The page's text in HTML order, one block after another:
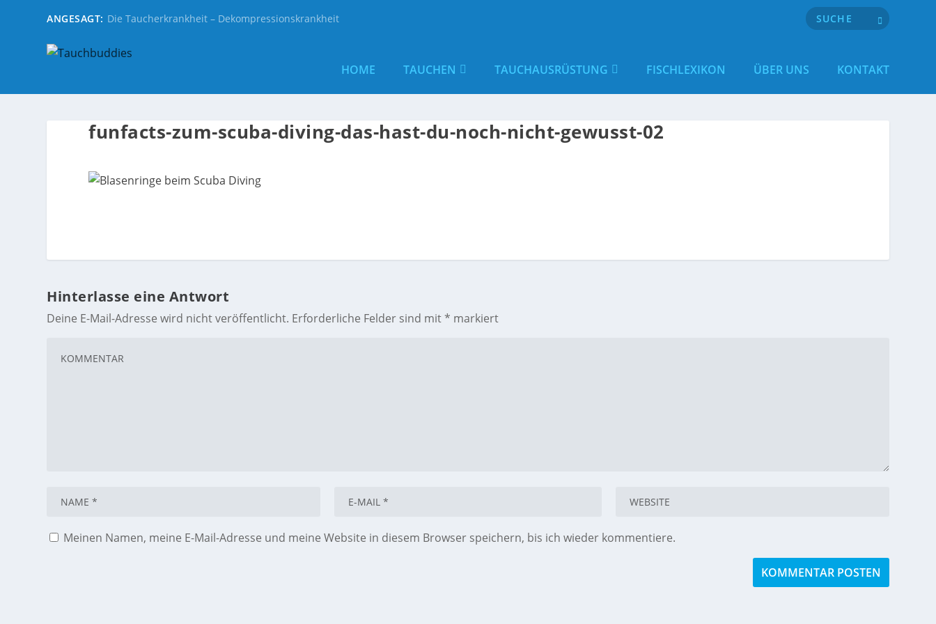
ANGESAGT: Die Taucherkrankheit – Dekompressionskrankheit
HOME TAUCHEN TAUCHAUSRÜSTUNG FISCHLEXIKON ÜBER UNS KONTAKT
funfacts-zum-scuba-diving-das-hast-du-noch-nicht-gewusst-02
Hinterlasse eine Antwort
Deine E-Mail-Adresse wird nicht veröffentlicht. Erforderliche Felder sind mit* markiert
Meinen Namen, meine E-Mail-Adresse und meine Website in diesem Browser speichern, bis ich wieder kommentiere.